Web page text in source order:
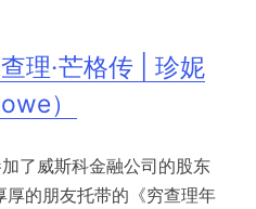
理·芒格传 | 珍妮
）
了威斯科金融公司的股东
的朋友托带的《穷查理年